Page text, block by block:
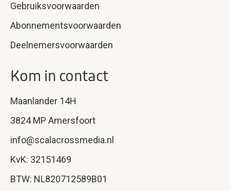
Gebruiksvoorwaarden
Abonnementsvoorwaarden
Deelnemersvoorwaarden
Kom in contact
Maanlander 14H
3824 MP Amersfoort
info@scalacrossmedia.nl
KvK: 32151469
BTW: NL820712589B01